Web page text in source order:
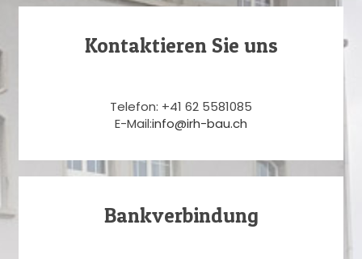
Kontaktieren Sie uns
Telefon: +41 62 5581085
E-Mail:info@irh-bau.ch
Bankverbindung